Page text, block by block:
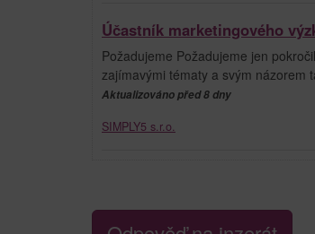
Účastník marketingového
Požadujeme Požadujeme jen
zajímavými tématy a svým názorem
Aktualizováno před 8 dny
SIMPLY5 s.r.o.